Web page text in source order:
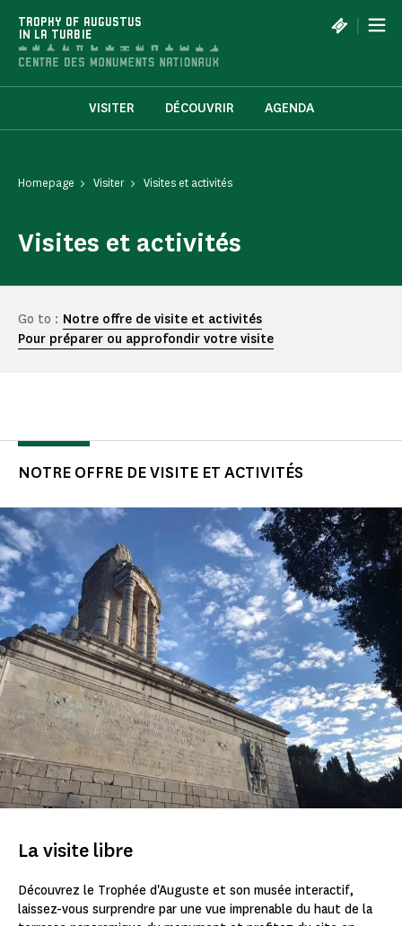
TROPHY OF AUGUSTUS
IN LA TURBIE
|
VISITER DÉCOUVRIR AGENDA
Homepage Visiter Visites et activités
Visites et activités
Go to : Notre offre de visite et activités
Pour préparer ou approfondir votre visite
NOTRE OFFRE DE VISITE ET ACTIVITÉS
La visite libre
Découvrez le Trophée d'Auguste et son musée interactif,
laissez-vous surprendre par une vue imprenable du haut de la